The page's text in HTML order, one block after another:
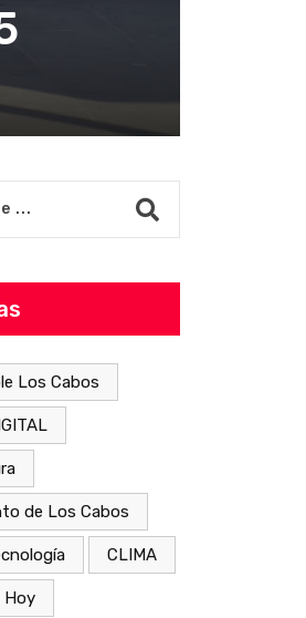
Los Cabos
de Los Cabos
CLIMA
Hoy